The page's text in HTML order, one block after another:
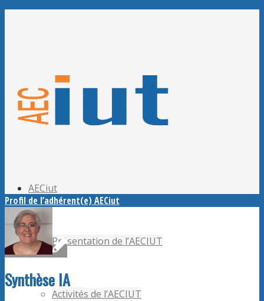
AECiut
Présentation de l’AECIUT
Activités de l’AECIUT
Profil de l’adhérent(e) AECiut
Synthèse IA